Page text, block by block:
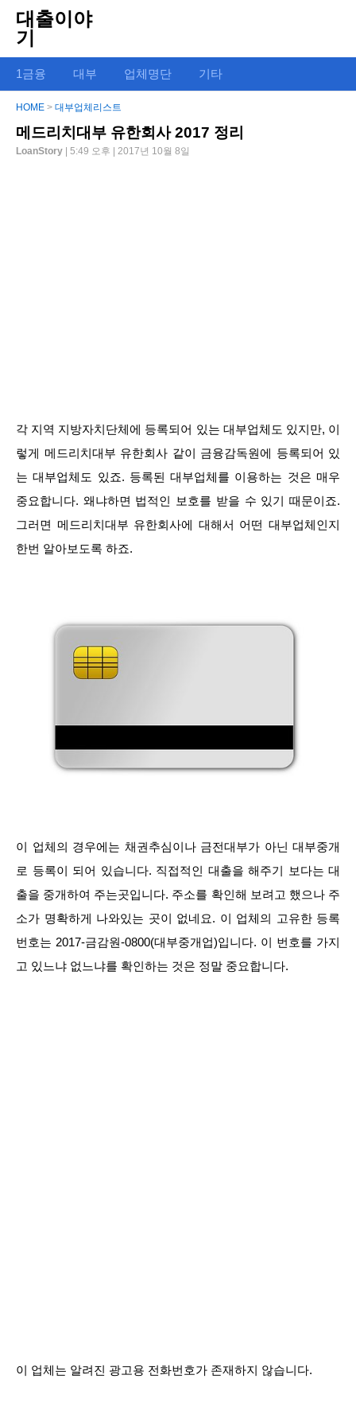
대출이야
기
1금융 대부 업체명단 기타
HOME > 대부업체리스트
메드리치대부 유한회사 2017 정리
LoanStory | 5:49 오후 | 2017년 10월 8일
각 지역 지방자치단체에 등록되어 있는 대부업체도 있지만, 이
렇게 메드리치대부 유한회사 같이 금융감독원에 등록되어 있
는 대부업체도 있죠. 등록된 대부업체를 이용하는 것은 매우
중요합니다. 왜냐하면 법적인 보호를 받을 수 있기 때문이죠.
그러면 메드리치대부 유한회사에 대해서 어떤 대부업체인지
한번 알아보도록 하죠.
이 업체의 경우에는 채권추심이나 금전대부가 아닌 대부중개
로 등록이 되어 있습니다. 직접적인 대출을 해주기 보다는 대
출을 중개하여 주는곳입니다. 주소를 확인해 보려고 했으나 주
소가 명확하게 나와있는 곳이 없네요. 이 업체의 고유한 등록
번호는 2017-금감원-0800(대부중개업)입니다. 이 번호를 가지
고 있느냐 없느냐를 확인하는 것은 정말 중요합니다.
이 업체는 알려진 광고용 전화번호가 존재하지 않습니다.